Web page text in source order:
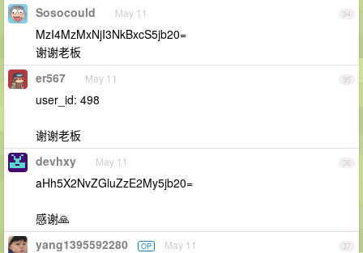
34
Sosocould May 11
MzI4MzMxNjI3NkBxcS5jb20=
谢谢老板
35
er567 May 11
user_id: 498
谢谢老板
36
devhxy May 11
aHh5X2NvZGluZzE2My5jb20=
感谢🙏
37
yang1395592280 OP May 11